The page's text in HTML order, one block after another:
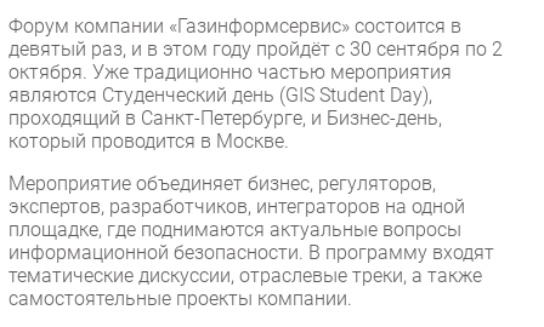
Тестовый стенд
Каталог компаний
Форум компании «Газинформсервис» состоится в
девятый раз, и в этом году пройдёт с 30 сентября по 2
октября. Уже традиционно частью мероприятия
являются Студенческий день (GIS Student Day),
проходящий в Санкт-Петербурге, и Бизнес-день,
который проводится в Москве.
Мероприятие объединяет бизнес, регуляторов,
экспертов, разработчиков, интеграторов на одной
площадке, где поднимаются актуальные вопросы
информационной безопасности. В программу входят
тематические дискуссии, отраслевые треки, а также
самостоятельные проекты компании.